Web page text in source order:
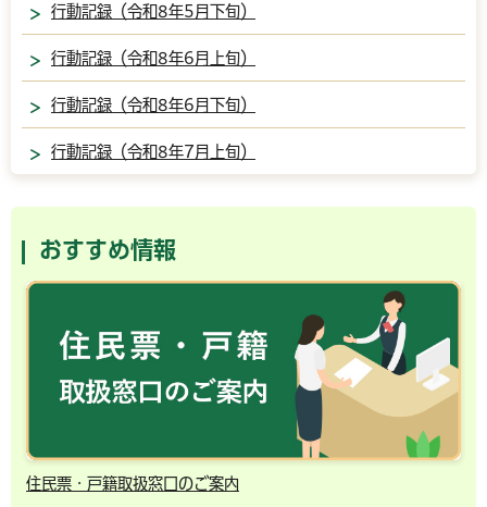
行動記録（令和8年5月下旬）
行動記録（令和8年6月上旬）
行動記録（令和8年6月下旬）
行動記録（令和8年7月上旬）
おすすめ情報
千葉市の電子行政サービス